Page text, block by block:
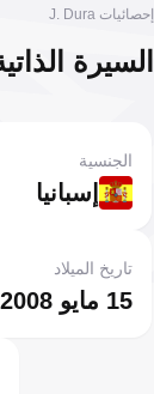
إحصائيات J. Dura
السيرة
إسبانيا
الجنسية
15 مايو 2008
تاريخ الميلاد